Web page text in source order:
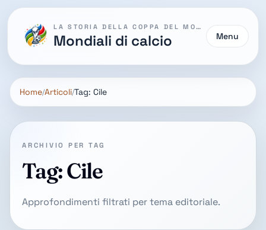
LA STORIA DELLA COPPA DEL MONDO
Mondiali di calcio Menu
Home Articoli Tag: Cile
ARCHIVIO PER TAG
Tag: Cile
Approfondimenti filtrati per tema editoriale.